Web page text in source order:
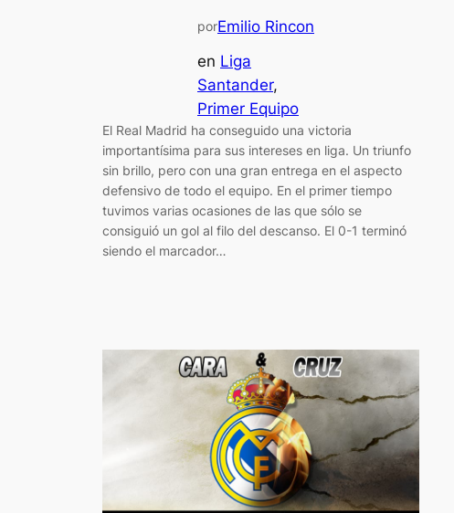
porEmilio Rincon
en Liga
Santander
Primer Equipo
El Real Madrid ha conseguido una victoria
importantísima para sus intereses en liga. Un triunfo
sin brillo, pero con una gran entrega en el aspecto
defensivo de todo el equipo. En el primer tiempo
tuvimos varias ocasiones de las que sólo se
consiguió un gol al filo del descanso. El 0-1 terminó
siendo el marcador…